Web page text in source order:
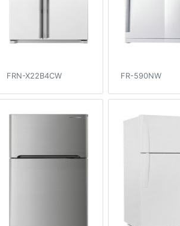
FRN-X22B4CW FR-590NW